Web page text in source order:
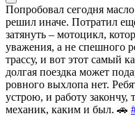
Попробовал сегодня
решил иначе. Потратил
затянуть – мотоцикл,
уважения, а не спешного
трассу, и вот этот самый
долгая поездка может
ровного выхлопа нет.
устрою, и работу закончу,
механик, каким и был. 🚗